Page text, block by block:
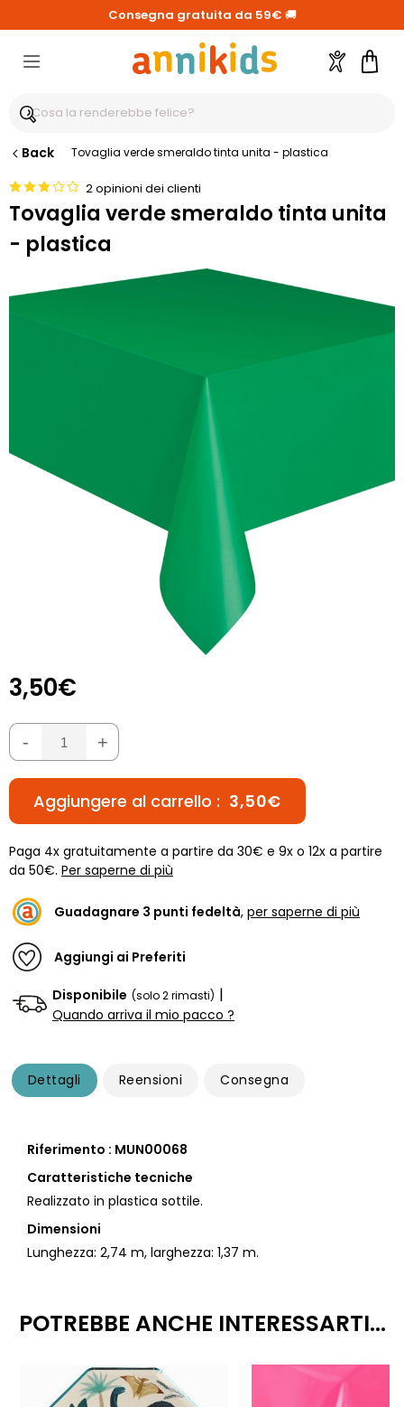
Consegna gratuita da 59€ 🚚
Account
Back Tovaglia verde smeraldo tinta unita - plastica
2 opinioni dei clienti
Tovaglia verde smeraldo tinta unita
- plastica
3,50€
- +
Aggiungere al carrello : 3,50€
Paga 4x gratuitamente a partire da 30€ e 9x o 12x a partire
da 50€. Per saperne di più
Guadagnare 3 punti fedeltà, per saperne di più
Aggiungi ai Preferiti
Disponibile (solo 2 rimasti) |
Quando arriva il mio pacco ?
Dettagli Reensioni Consegna
Riferimento : MUN00068
Caratteristiche tecniche
Realizzato in plastica sottile.
Dimensioni
Lunghezza: 2,74 m, larghezza: 1,37 m.
POTREBBE ANCHE INTERESSARTI...